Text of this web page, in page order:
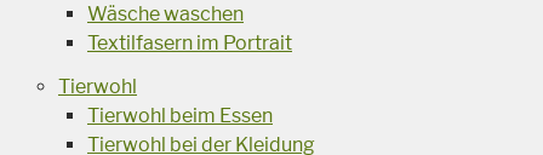
Wäsche waschen
Textilfasern im Portrait
Tierwohl
Tierwohl beim Essen
Tierwohl bei der Kleidung